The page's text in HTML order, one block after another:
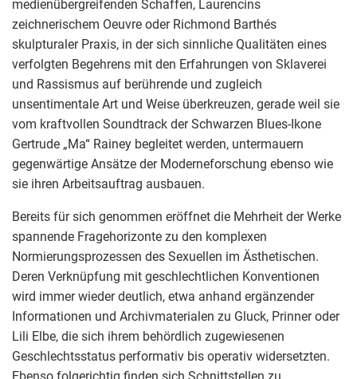
medienübergreifenden Schaffen, Laurencins
zeichnerischem Oeuvre oder Richmond Barthés
skulpturaler Praxis, in der sich sinnliche Qualitäten eines
verfolgten Begehrens mit den Erfahrungen von Sklaverei
und Rassismus auf berührende und zugleich
unsentimentale Art und Weise überkreuzen, gerade weil sie
vom kraftvollen Soundtrack der Schwarzen Blues-Ikone
Gertrude „Ma“ Rainey begleitet werden, untermauern
gegenwärtige Ansätze der Moderneforschung ebenso wie
sie ihren Arbeitsauftrag ausbauen.
Bereits für sich genommen eröffnet die Mehrheit der Werke
spannende Fragehorizonte zu den komplexen
Normierungsprozessen des Sexuellen im Ästhetischen.
Deren Verknüpfung mit geschlechtlichen Konventionen
wird immer wieder deutlich, etwa anhand ergänzender
Informationen und Archivmaterialen zu Gluck, Prinner oder
Lili Elbe, die sich ihrem behördlich zugewiesenen
Geschlechtsstatus performativ bis operativ widersetzten.